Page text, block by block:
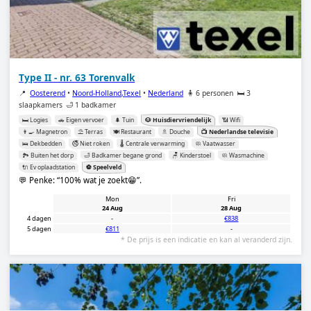
Type II - nr. 63 Torenvalk
📍Oosterend • Noord-Holland,Texel • Nederland 🧍 6 personen 🛏️ 3
slaapkamers 🛁 1 badkamer
🛏️ Logies 🚗 Eigen vervoer 🌲 Tuin 🐶 Huisdiervriendelijk
📶 Wifi
👨‍🍳 Magnetron
⛱️ Terras 🍽️ Restaurant 🚿 Douche
📺 Nederlandse televisie
🛌 Dekbedden
🚭 Niet roken 🌡️ Centrale verwarming
🧼 Vaatwasser
🏞️ Buiten het dorp
🛁 Badkamer begane grond 🪑 Kinderstoel
🧼 Wasmachine
🔌 Ev oplaadstation
⚽️ Speelveld
💬 Penke: 100% wat je zoekt😁 .
Mon
24 Aug
Fri
28 Aug
4 dagen
-
€838
5 dagen
€811 -
* De prijs is een indicatie en kan al veranderd zijn.